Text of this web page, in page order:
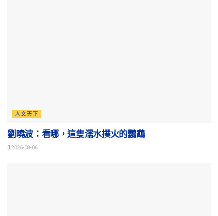
人文天下
劉曉波：看哪，這隻濡水撲火的鸚鵡
2026-08-06